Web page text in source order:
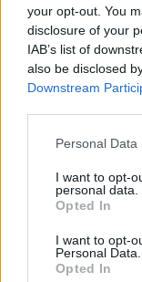
your opt-out. You
disclosure of your
IAB’s list of
also be disclosed
Downstream
Please note that
not limited to your
grant or deny
use your data for
consent section.
Personal
I want to opt-
personal data.
Opted In
I want to opt-
Personal Data.
Opted In
Νικόλ Κίντμαν
19 χρόνια γάμου